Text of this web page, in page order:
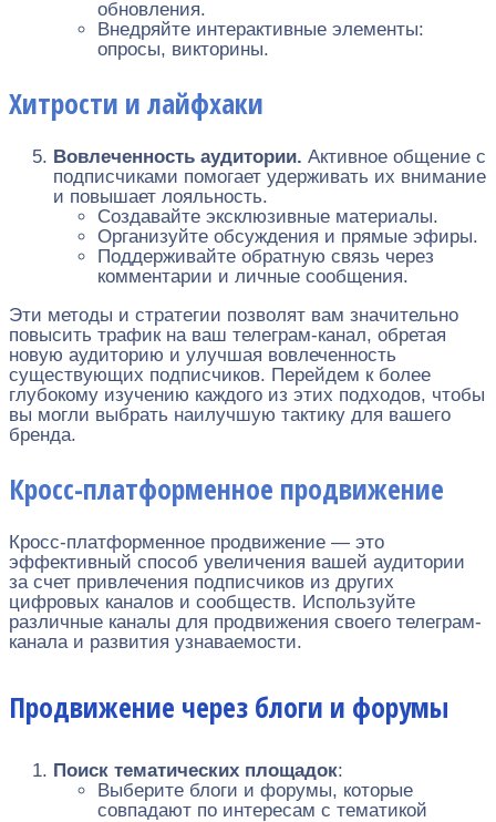
обновления.
Внедряйте интерактивные элементы:
опросы, викторины.
Хитрости и лайфхаки
Вовлеченность аудитории. Активное общение с
подписчиками помогает удерживать их внимание
и повышает лояльность.
Создавайте эксклюзивные материалы.
Организуйте обсуждения и прямые эфиры.
Поддерживайте обратную связь через
комментарии и личные сообщения.
Эти методы и стратегии позволят вам значительно
повысить трафик на ваш телеграм-канал, обретая
новую аудиторию и улучшая вовлеченность
существующих подписчиков. Перейдем к более
глубокому изучению каждого из этих подходов, чтобы
вы могли выбрать наилучшую тактику для вашего
бренда.
Кросс-платформенное продвижение
Кросс-платформенное продвижение — это
эффективный способ увеличения вашей аудитории
за счет привлечения подписчиков из других
цифровых каналов и сообществ. Используйте
различные каналы для продвижения своего телеграм-
канала и развития узнаваемости.
Продвижение через блоги и форумы
Поиск тематических площадок:
Выберите блоги и форумы, которые
совпадают по интересам с тематикой